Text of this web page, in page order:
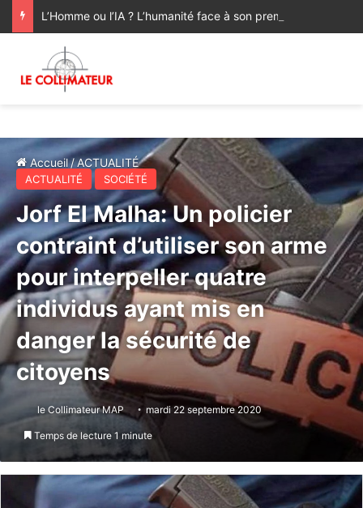
L’Homme ou l’IA ? L’humanité face à son premier rival
Accueil/ACTUALITÉ
ACTUALITÉ SOCIÉTÉ
Jorf El Malha: Un policier
contraint d’utiliser son arme
pour interpeller quatre
individus ayant mis en
danger la sécurité de
citoyens
le Collimateur MAP mardi 22 septembre 2020
Temps de lecture 1 minute